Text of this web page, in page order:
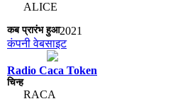
ALICE
2021
कंपनी वेबसाइट
Radio Caca Token
RACA